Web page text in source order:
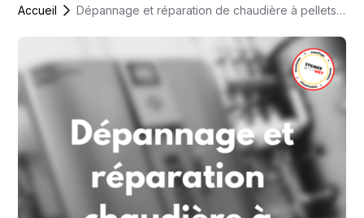
Accueil Dépannage et réparation de chaudière à pellets & chaudière à granulés